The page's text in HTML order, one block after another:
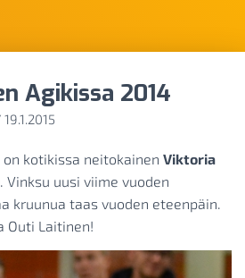
P
I
Agikissa 2014
19.1.2015
kotikissa neitokainen Viktoria
. Vinksu uusi viime vuoden
kruunua taas vuoden eteenpäin.
Outi Laitinen!